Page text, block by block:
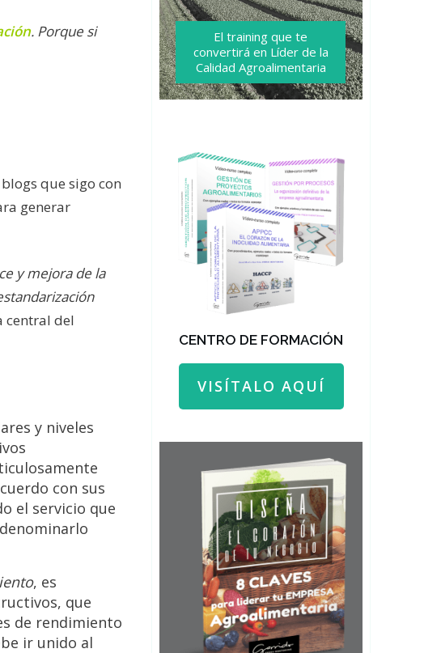
. Porque si
que sigo con
generar
y mejora de la
central del
y niveles
con sus
el servicio que
, es
que
de rendimiento
ir unido al
El training que te
convertirá en Líder de la
Calidad Agroalimentaria
CENTRO DE FORMACIÓN
VISÍTALO AQUÍ